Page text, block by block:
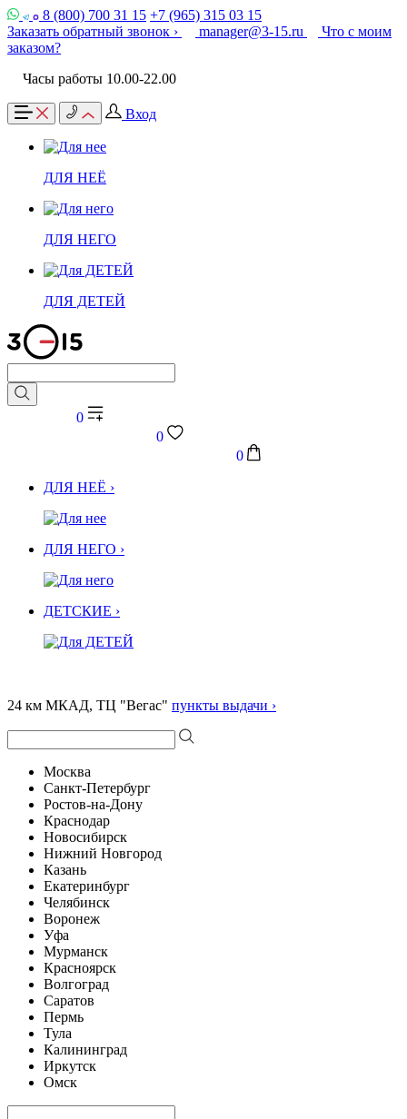
8 (800) 700 31 15 +7 (965) 315 03 15
Заказать обратный звонок ›
manager@3-15.ru
Что с моим
заказом?
Часы работы 10.00-22.00
Вход
ДЛЯ НЕЁ
ДЛЯ НЕГО
ДЛЯ ДЕТЕЙ
0
0
0
ДЛЯ НЕЁ ›
ДЛЯ НЕГО ›
ДЕТСКИЕ ›
24 км МКАД, ТЦ "Вегас" пункты выдачи ›
Москва
Санкт-Петербург
Ростов-на-Дону
Краснодар
Новосибирск
Нижний Новгород
Казань
Екатеринбург
Челябинск
Воронеж
Уфа
Мурманск
Красноярск
Волгоград
Саратов
Пермь
Тула
Калининград
Иркутск
Омск